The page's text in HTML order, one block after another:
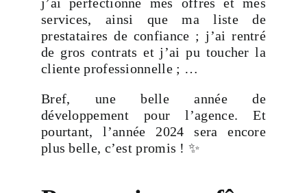
services, ainsi que ma liste de
prestataires de confiance ; j’ai rentré
de gros contrats et j’ai pu toucher la
cliente professionnelle ; …
Bref, une belle année de
développement pour l’agence. Et
pourtant, l’année 2024 sera encore
plus belle, c’est promis ! ✨